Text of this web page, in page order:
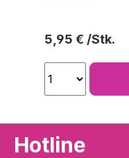
Regulärer Preis:
5,95 €
Hotline